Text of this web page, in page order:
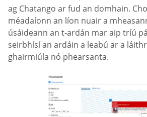
ag Chatango ar fud an domhain.
méadaíonn an líon nuair a
úsáideann an t-ardán mar aip tríú
seirbhísí an ardáin a leabú ar a
ghairmiúla nó phearsanta.